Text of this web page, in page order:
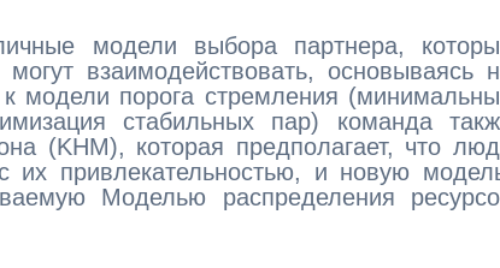
модели выбора партнера,
взаимодействовать, основываясь
модели порога стремления
стабильных пар) команда
(KHM), которая предполагает, что
их привлекательностью, и новую
Моделью распределения